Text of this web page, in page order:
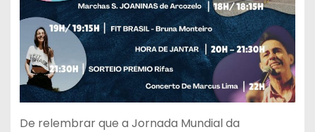
De relembrar que a Jornada Mundial da